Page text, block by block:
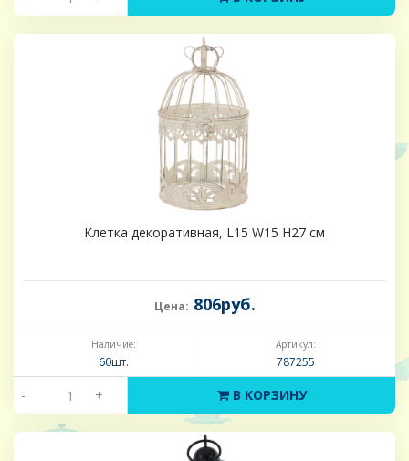
Клетка декоративная, L15 W15 H27 см
Цена: 806руб.
Наличие:
60шт.
Артикул:
787255
- + В КОРЗИНУ